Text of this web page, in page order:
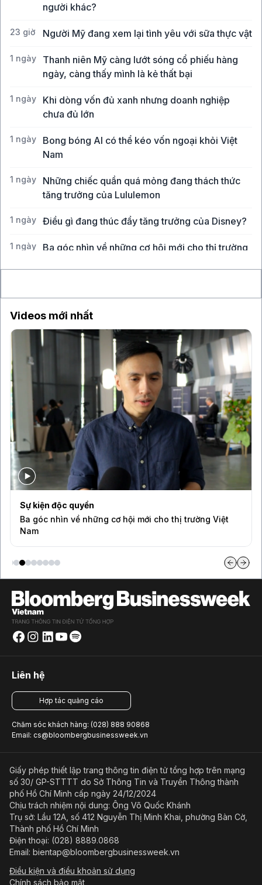
người khác?
23 giờ Người Mỹ đang xem lại tình yêu với sữa thực vật
1 ngày
Thanh niên Mỹ càng lướt sóng cổ phiếu hàng
ngày, càng thấy mình là kẻ thất bại
1 ngày
Khi dòng vốn đủ xanh nhưng doanh nghiệp
chưa đủ lớn
1 ngày
Bong bóng AI có thể kéo vốn ngoại khỏi Việt
Nam
1 ngày
Những chiếc quần quá mỏng đang thách thức
tăng trưởng của Lululemon
1 ngày Điều gì đang thúc đẩy tăng trưởng của Disney?
1 ngày
Ba góc nhìn về những cơ hội mới cho thị trường
Videos mới nhất
Sự kiện độc quyền
Ba góc nhìn về những cơ hội mới cho thị trường Việt
Nam
Liên hệ
Hợp tác quảng cáo
Chăm sóc khách hàng: (028) 888 90868
Email: cs@bloombergbusinessweek.vn
Giấy phép thiết lập trang thông tin điện tử tổng hợp trên mạng
số 30/ GP-STTTT do Sở Thông Tin và Truyền Thông thành
phố Hồ Chí Minh cấp ngày 24/12/2024
Chịu trách nhiệm nội dung: Ông Võ Quốc Khánh
Trụ sở: Lầu 12A, số 412 Nguyễn Thị Minh Khai, phường Bàn Cờ,
Thành phố Hồ Chí Minh
Điện thoại: (028) 8889.0868
Email: bientap@bloombergbusinessweek.vn
Điều kiện và điều khoản sử dụng
Chính sách bảo mật